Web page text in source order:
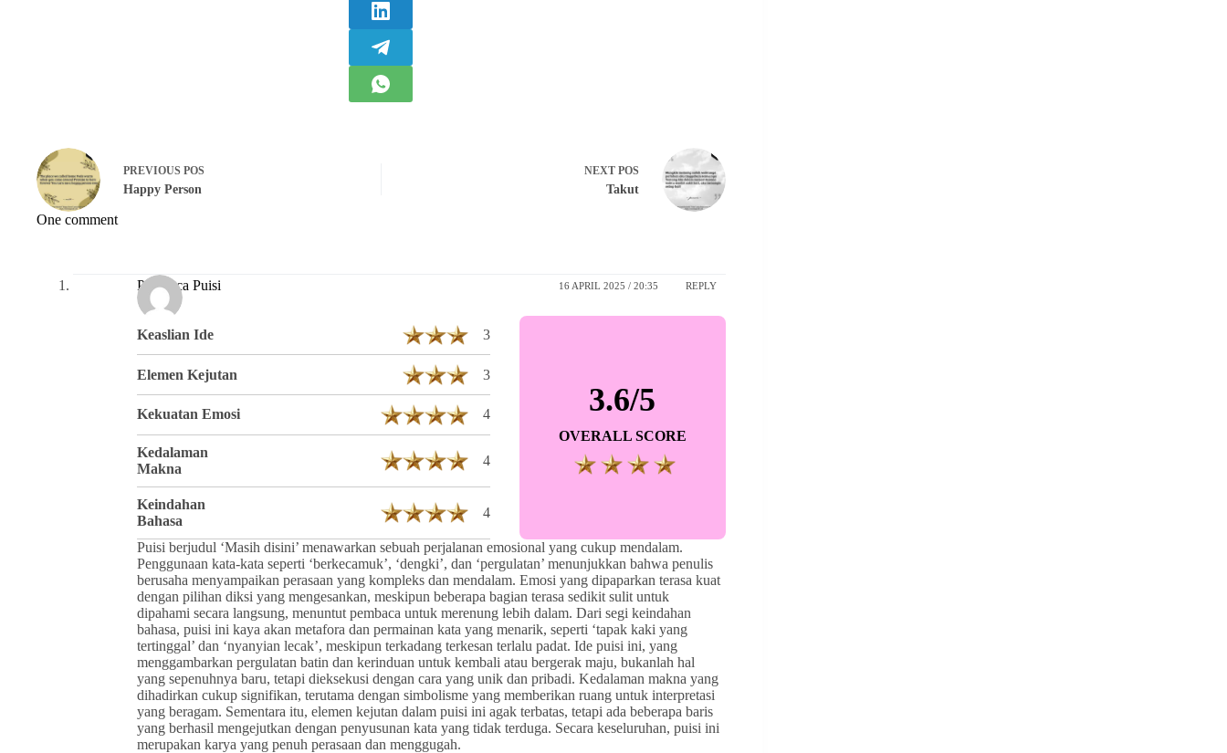
PREVIOUS POS
Happy Person
NEXT POS
Takut
One comment
Pembaca Puisi 16 APRIL 2025 / 20:35 REPLY
Keaslian Ide 3
Elemen Kejutan 3
Kekuatan Emosi 4
Kedalaman
Makna
4
Keindahan
Bahasa
4
3.6/5
OVERALL SCORE
Puisi berjudul ‘Masih disini’ menawarkan sebuah perjalanan emosional yang cukup mendalam.
Penggunaan kata-kata seperti ‘berkecamuk’, ‘dengki’, dan ‘pergulatan’ menunjukkan bahwa penulis
berusaha menyampaikan perasaan yang kompleks dan mendalam. Emosi yang dipaparkan terasa kuat
dengan pilihan diksi yang mengesankan, meskipun beberapa bagian terasa sedikit sulit untuk
dipahami secara langsung, menuntut pembaca untuk merenung lebih dalam. Dari segi keindahan
bahasa, puisi ini kaya akan metafora dan permainan kata yang menarik, seperti ‘tapak kaki yang
tertinggal’ dan ‘nyanyian lecak’, meskipun terkadang terkesan terlalu padat. Ide puisi ini, yang
menggambarkan pergulatan batin dan kerinduan untuk kembali atau bergerak maju, bukanlah hal
yang sepenuhnya baru, tetapi dieksekusi dengan cara yang unik dan pribadi. Kedalaman makna yang
dihadirkan cukup signifikan, terutama dengan simbolisme yang memberikan ruang untuk interpretasi
yang beragam. Sementara itu, elemen kejutan dalam puisi ini agak terbatas, tetapi ada beberapa baris
yang berhasil mengejutkan dengan penyusunan kata yang tidak terduga. Secara keseluruhan, puisi ini
merupakan karya yang penuh perasaan dan menggugah.